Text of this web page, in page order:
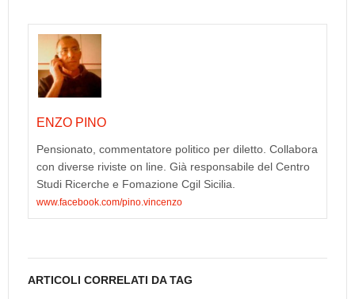
ENZO PINO
Pensionato, commentatore politico per diletto. Collabora
con diverse riviste on line. Già responsabile del Centro
Studi Ricerche e Fomazione Cgil Sicilia.
www.facebook.com/pino.vincenzo
ARTICOLI CORRELATI DA TAG